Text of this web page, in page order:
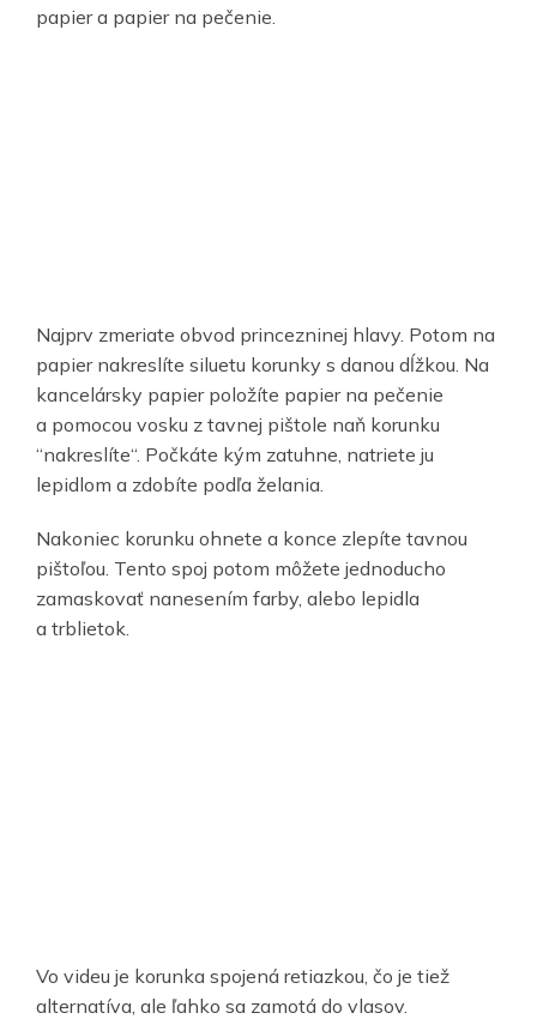
papier a papier na pečenie.
Najprv zmeriate obvod princezninej hlavy. Potom na
papier nakreslíte siluetu korunky s danou dĺžkou. Na
kancelársky papier položíte papier na pečenie
a pomocou vosku z tavnej pištole naň korunku
“nakreslíte“. Počkáte kým zatuhne, natriete ju
lepidlom a zdobíte podľa želania.
Nakoniec korunku ohnete a konce zlepíte tavnou
pištoľou. Tento spoj potom môžete jednoducho
zamaskovať nanesením farby, alebo lepidla
a trblietok.
Vo videu je korunka spojená retiazkou, čo je tiež
alternatíva, ale ľahko sa zamotá do vlasov.